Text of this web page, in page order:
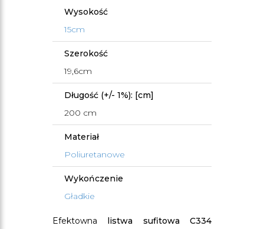
Wysokość
15cm
Szerokość
19,6cm
Długość (+/- 1%): [cm]
200 cm
Materiał
Poliuretanowe
Wykończenie
Gładkie
Efektowna listwa sufitowa C334